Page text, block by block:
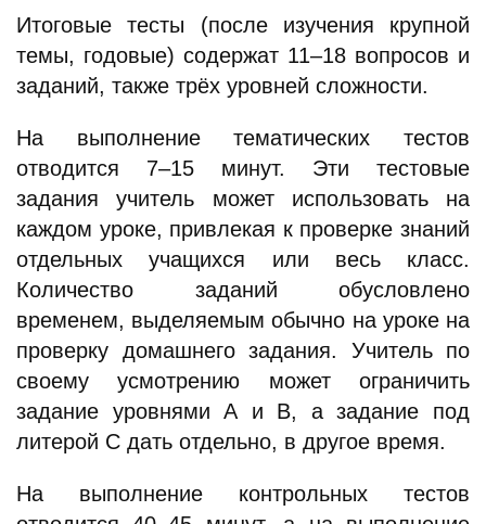
Итоговые тесты (после изучения крупной
темы, годовые) содержат 11–18 вопросов и
заданий, также трёх уровней сложности.
На выполнение тематических тестов
отводится 7–15 минут. Эти тестовые
задания учитель может использовать на
каждом уроке, привлекая к проверке знаний
отдельных учащихся или весь класс.
Количество заданий обусловлено
временем, выделяемым обычно на уроке на
проверку домашнего задания. Учитель по
своему усмотрению может ограничить
задание уровнями А и В, а задание под
литерой С дать отдельно, в другое время.
На выполнение контрольных тестов